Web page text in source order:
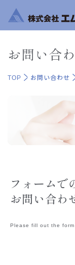
お問い合
TOP お問い合わせ
フォームで
お問い合わ
Please fill out the